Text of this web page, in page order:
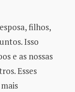
filhos,
Isso
e as nossas
Esses